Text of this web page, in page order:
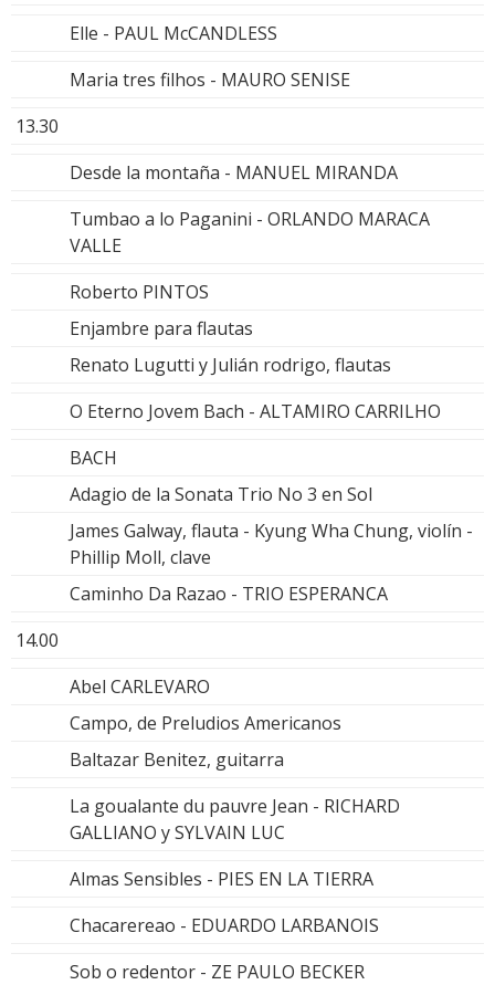
Elle - PAUL McCANDLESS
Maria tres filhos - MAURO SENISE
13.30
Desde la montaña - MANUEL MIRANDA
Tumbao a lo Paganini - ORLANDO MARACA
VALLE
Roberto PINTOS
Enjambre para flautas
Renato Lugutti y Julián rodrigo, flautas
O Eterno Jovem Bach - ALTAMIRO CARRILHO
BACH
Adagio de la Sonata Trio No 3 en Sol
James Galway, flauta - Kyung Wha Chung, violín -
Phillip Moll, clave
Caminho Da Razao - TRIO ESPERANCA
14.00
Abel CARLEVARO
Campo, de Preludios Americanos
Baltazar Benitez, guitarra
La goualante du pauvre Jean - RICHARD
GALLIANO y SYLVAIN LUC
Almas Sensibles - PIES EN LA TIERRA
Chacarereao - EDUARDO LARBANOIS
Sob o redentor - ZE PAULO BECKER